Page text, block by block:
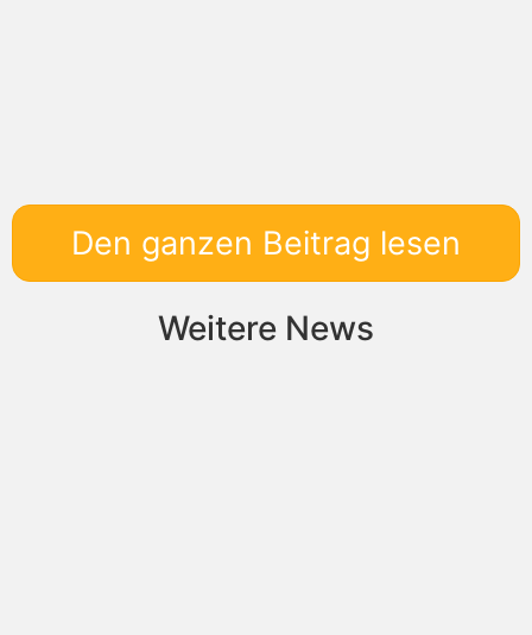
Den ganzen Beitrag lesen
Weitere News